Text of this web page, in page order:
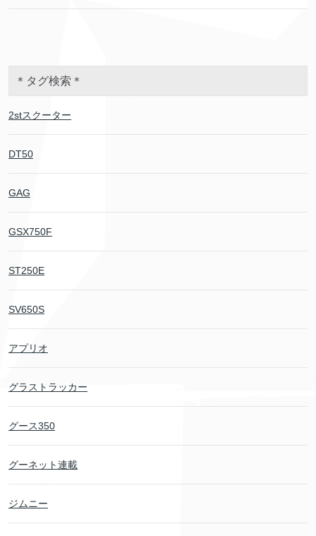
＊タグ検索＊
2stスクーター
DT50
GAG
GSX750F
ST250E
SV650S
アプリオ
グラストラッカー
グース350
グーネット連載
ジムニー